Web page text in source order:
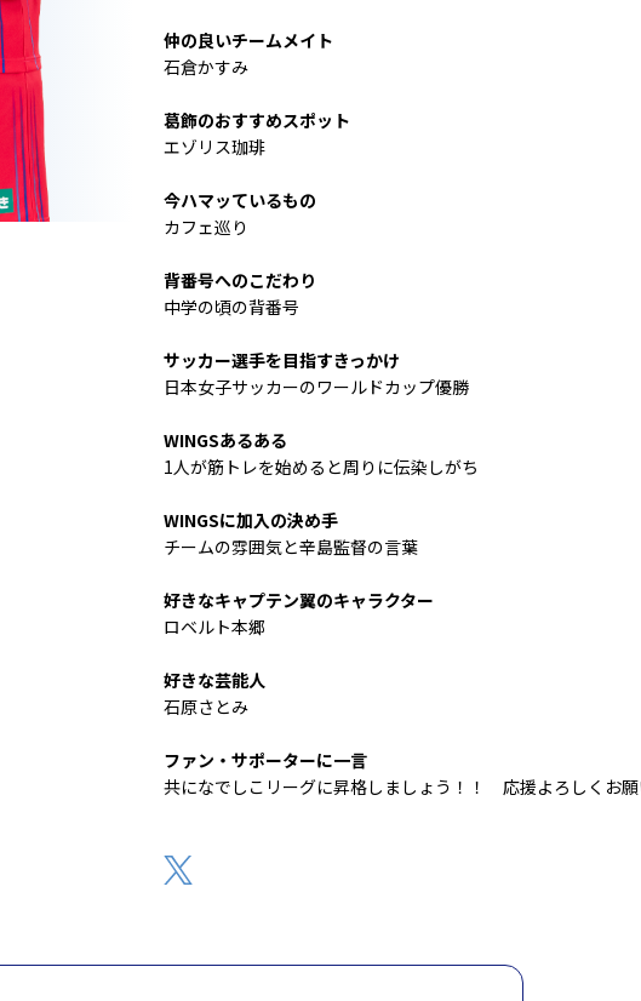
仲の良いチームメイト
石倉かすみ
葛飾のおすすめスポット
エゾリス珈琲
今ハマッているもの
カフェ巡り
背番号へのこだわり
中学の頃の背番号
サッカー選手を目指すきっかけ
日本女子サッカーのワールドカップ優勝
WINGSあるある
1人が筋トレを始めると周りに伝染しがち
WINGSに加入の決め手
チームの雰囲気と辛島監督の言葉
好きなキャプテン翼のキャラクター
ロベルト本郷
好きな芸能人
石原さとみ
ファン・サポーターに一言
共になでしこリーグに昇格しましょう！！ 応援よろしくお願